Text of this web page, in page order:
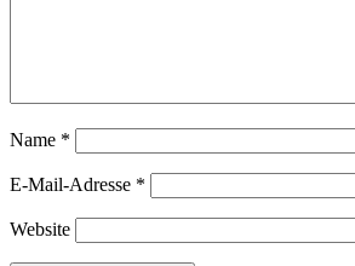
Name *
E-Mail-Adresse *
Website